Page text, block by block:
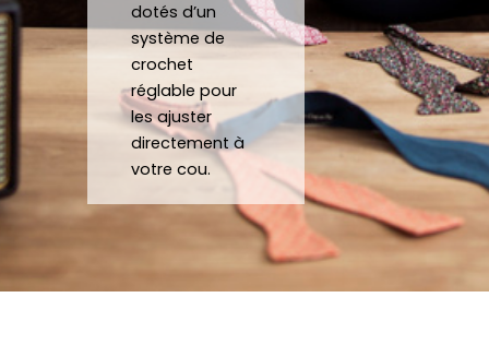
C’est
un
plaisir
de
pouv
porte
r des
ds
papill
Je
reco
mma
nde
forte
ment
beau
dotés d’un
système de
crochet
réglable pour
les ajuster
directement à
votre cou.